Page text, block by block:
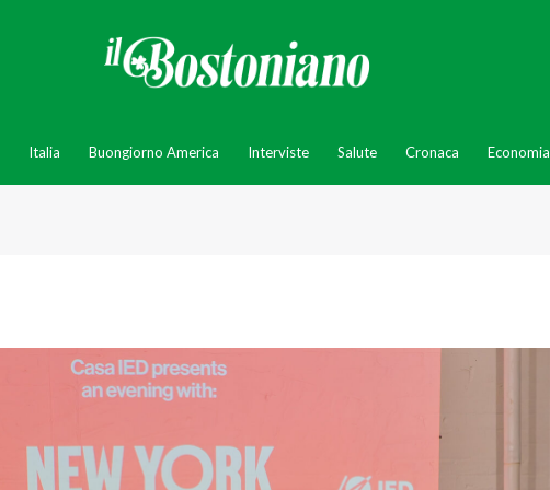
Italia Buongiorno America Interviste Salute Cronaca Economia